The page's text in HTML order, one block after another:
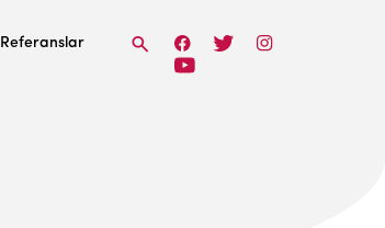
Referanslar